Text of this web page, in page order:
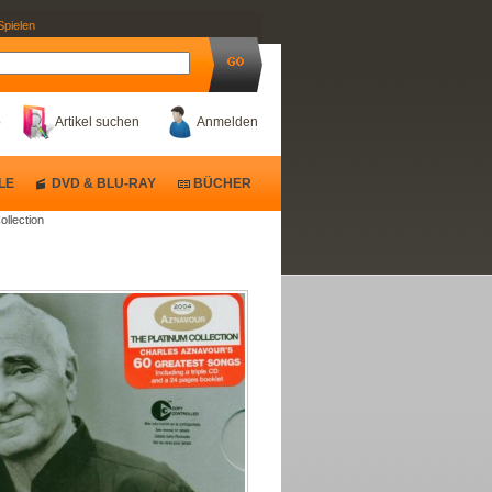
Anmelden
Artikel suchen
DVD & BLU-RAY BÜCHER